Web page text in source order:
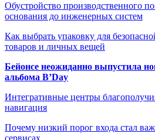
Обустройство производственного
основания до инженерных систем
Как выбрать упаковку для
товаров и личных вещей
Бейонсе неожиданно выпустила
альбома B’Day
Интегративные центры
навигация
Почему низкий порог входа стал
сервисах